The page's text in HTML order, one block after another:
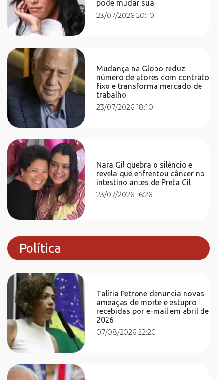
pode mudar sua
23/07/2026 20:10
Mudança na Globo reduz
número de atores com contrato
fixo e transforma mercado de
trabalho
23/07/2026 18:10
Nara Gil quebra o silêncio e
revela que enfrentou câncer no
intestino antes de Preta Gil
23/07/2026 16:26
Política
Talíria Petrone denuncia novas
ameaças de morte e estupro
recebidas por e-mail em abril de
2026
07/08/2026 22:20